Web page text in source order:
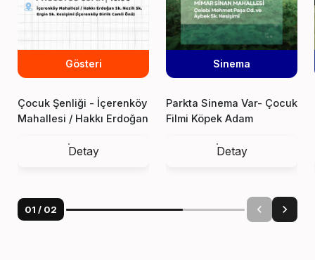
Gösteri
Çocuk Şenliği - İçerenköy
Mahallesi / Hakkı Erdoğan
Detay
Sinema
Parkta Sinema Var- Çocuk
Filmi Köpek Adam
Detay
01 / 02